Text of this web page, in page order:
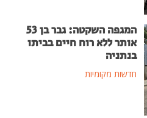
המגפה השקטה: גבר בן 53
אותר ללא רוח חיים בביתו
בנתניה
חדשות מקומיות